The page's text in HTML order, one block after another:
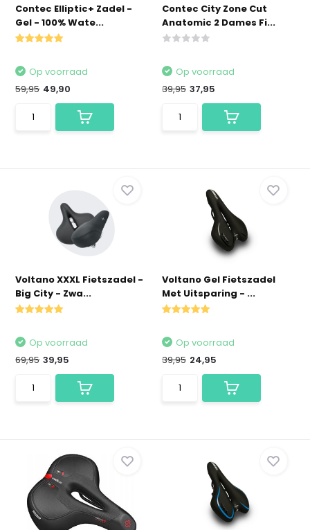
Contec Elliptic+ Zadel -
Gel - 100% Wate...
Op voorraad
59,95 49,90
Contec City Zone Cut
Anatomic 2 Dames Fi...
Op voorraad
39,95 37,95
Voltano XXXL Fietszadel -
Big City - Zwa...
Op voorraad
69,95 39,95
Voltano Gel Fietszadel
Met Uitsparing - ...
Op voorraad
39,95 24,95